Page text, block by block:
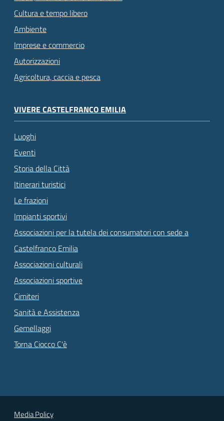
Cultura e tempo libero
Ambiente
Imprese e commercio
Autorizzazioni
Agricoltura, caccia e pesca
VIVERE CASTELFRANCO EMILIA
Luoghi
Eventi
Storia della Città
Itinerari turistici
Le frazioni
Impianti sportivi
Associazioni per la tutela dei consumatori con sede a
Castelfranco Emilia
Associazioni culturali
Associazioni sportive
Cimiteri
Sanità e Assistenza
Gemellaggi
Torna Ciocco C'è
Media Policy